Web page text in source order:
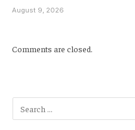
August 9, 2026
Comments are closed.